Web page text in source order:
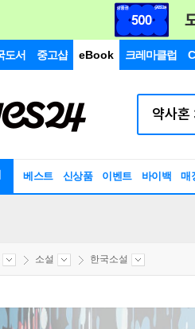
도서 중고샵 eBook 크레마클럽
베스트 신상품 이벤트 바이백 매
소설 한국소설